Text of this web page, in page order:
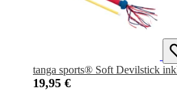
tanga sports® Soft Devilstick
19,95 €